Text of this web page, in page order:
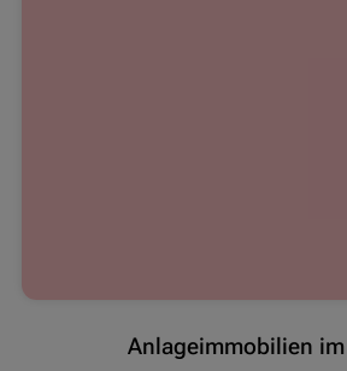
Anlageimmobilien